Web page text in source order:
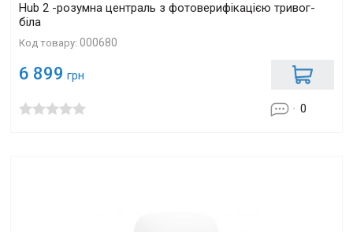
Hub 2 -розумна централь з фотоверифікацією тривог-
біла
Код товару:000680
6 899 грн
0